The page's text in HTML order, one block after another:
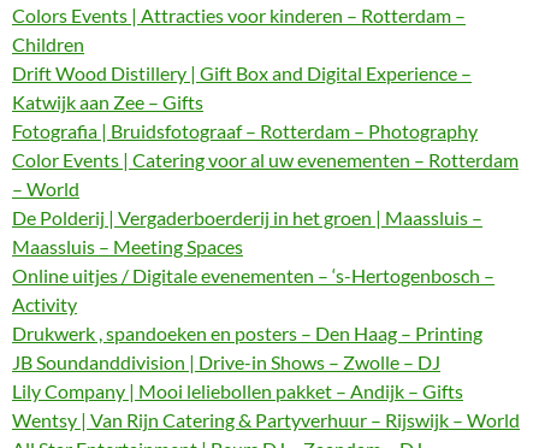
Colors Events | Attracties voor kinderen – Rotterdam –
Children
Drift Wood Distillery | Gift Box and Digital Experience –
Katwijk aan Zee – Gifts
Fotografia | Bruidsfotograaf – Rotterdam – Photography
Color Events | Catering voor al uw evenementen – Rotterdam
– World
De Polderij | Vergaderboerderij in het groen | Maassluis –
Maassluis – Meeting Spaces
Online uitjes / Digitale evenementen – ‘s-Hertogenbosch –
Activity
Drukwerk , spandoeken en posters – Den Haag – Printing
JB Soundanddivision | Drive-in Shows – Zwolle – DJ
Lily Company | Mooi leliebollen pakket – Andijk – Gifts
Wentsy | Van Rijn Catering & Partyverhuur – Rijswijk – World